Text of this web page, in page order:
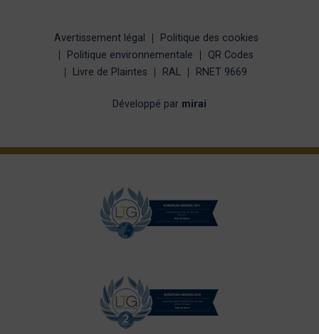
Avertissement légal
Politique des cookies
Politique environnementale
QR Codes
Livre de Plaintes
RAL RNET 9669
Développé par mirai